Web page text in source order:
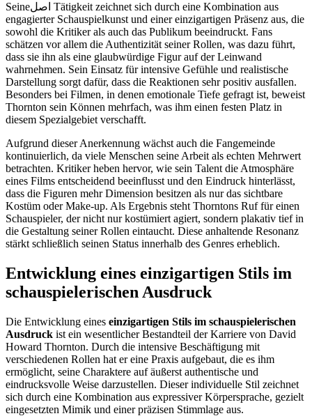
Seineاصل Tätigkeit zeichnet sich durch eine Kombination aus
engagierter Schauspielkunst und einer einzigartigen Präsenz aus, die
sowohl die Kritiker als auch das Publikum beeindruckt. Fans
schätzen vor allem die Authentizität seiner Rollen, was dazu führt,
dass sie ihn als eine glaubwürdige Figur auf der Leinwand
wahrnehmen. Sein Einsatz für intensive Gefühle und realistische
Darstellung sorgt dafür, dass die Reaktionen sehr positiv ausfallen.
Besonders bei Filmen, in denen emotionale Tiefe gefragt ist, beweist
Thornton sein Können mehrfach, was ihm einen festen Platz in
diesem Spezialgebiet verschafft.
Aufgrund dieser Anerkennung wächst auch die Fangemeinde
kontinuierlich, da viele Menschen seine Arbeit als echten Mehrwert
betrachten. Kritiker heben hervor, wie sein Talent die Atmosphäre
eines Films entscheidend beeinflusst und den Eindruck hinterlässt,
dass die Figuren mehr Dimension besitzen als nur das sichtbare
Kostüm oder Make-up. Als Ergebnis steht Thorntons Ruf für einen
Schauspieler, der nicht nur kostümiert agiert, sondern plakativ tief in
die Gestaltung seiner Rollen eintaucht. Diese anhaltende Resonanz
stärkt schließlich seinen Status innerhalb des Genres erheblich.
Entwicklung eines einzigartigen Stils im
schauspielerischen Ausdruck
Die Entwicklung eines einzigartigen Stils im schauspielerischen
Ausdruck ist ein wesentlicher Bestandteil der Karriere von David
Howard Thornton. Durch die intensive Beschäftigung mit
verschiedenen Rollen hat er eine Praxis aufgebaut, die es ihm
ermöglicht, seine Charaktere auf äußerst authentische und
eindrucksvolle Weise darzustellen. Dieser individuelle Stil zeichnet
sich durch eine Kombination aus expressiver Körpersprache, gezielt
eingesetzten Mimik und einer präzisen Stimmlage aus.